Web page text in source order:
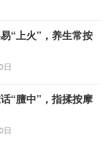
时，由于对该穴的解
近心脏位置，且难以
采用灸法。近代随着
安全性认识也逐渐提
再局限于灸治，新的
法、刺络拔罐法、按揉
取仰卧位或者端坐
膻中穴上着力按揉穴
“上火”，养生常按
日
“膻中”，指揉按摩
日